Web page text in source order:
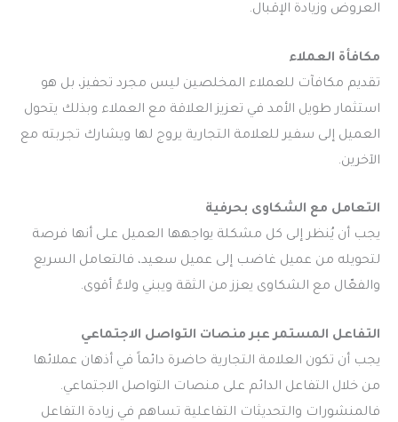
العروض وزيادة الإقبال.
مكافأة العملاء
تقديم مكافآت للعملاء المخلصين ليس مجرد تحفيز، بل هو
استثمار طويل الأمد في تعزيز العلاقة مع العملاء وبذلك يتحول
العميل إلى سفير للعلامة التجارية يروج لها ويشارك تجربته مع
الآخرين.
التعامل مع الشكاوى بحرفية
يجب أن يُنظر إلى كل مشكلة يواجهها العميل على أنها فرصة
لتحويله من عميل غاضب إلى عميل سعيد، فالتعامل السريع
والفعّال مع الشكاوى يعزز من الثقة ويبني ولاءً أقوى.
التفاعل المستمر عبر منصات التواصل الاجتماعي
يجب أن تكون العلامة التجارية حاضرة دائماً في أذهان عملائها
من خلال التفاعل الدائم على منصات التواصل الاجتماعي.
فالمنشورات والتحديثات التفاعلية تساهم في زيادة التفاعل